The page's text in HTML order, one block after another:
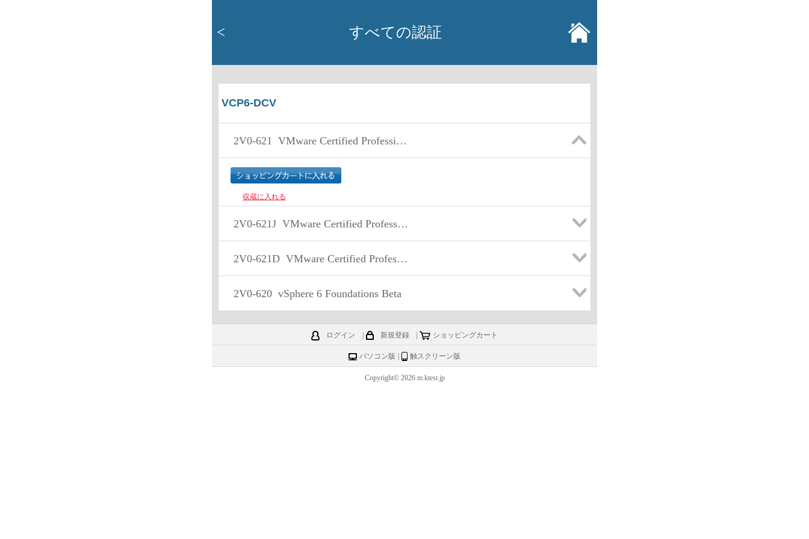
< すべての認証
VCP6-DCV
2V0-621 VMware Certified Professional 6 – Data Center Virtualization
収蔵に入れる
2V0-621J VMware Certified Professional 6 – Data Center Virtualization Beta 日本語版
2V0-621D VMware Certified Professional 6 – Data Center Virtualization Delta
2V0-620 vSphere 6 Foundations Beta
ログイン 新規登録 ショッピングカート
パソコン版 触スクリーン版
Copyright© 2026 m.ktest.jp